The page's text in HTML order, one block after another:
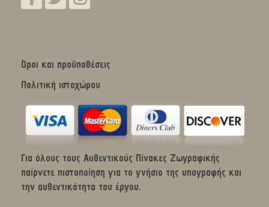
Όροι και προϋποθέσεις
Πολιτική ιστοχώρου
Για όλους τους Αυθεντικούς Πίνακες Ζωγραφικής
παίρνετε πιστοποίηση για το γνήσιο της υπογραφής και
την αυθεντικότητα του έργου.